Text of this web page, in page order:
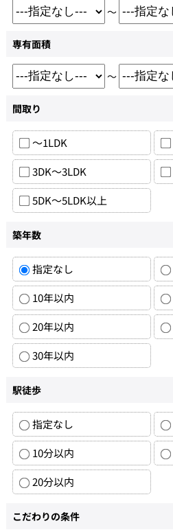
～
専有面積
～
間取り
～1LDK
3DK～3LDK
5DK～5LDK以上
築年数
指定なし
10年以内
20年以内
30年以内
駅徒歩
指定なし
10分以内
20分以内
こだわりの条件